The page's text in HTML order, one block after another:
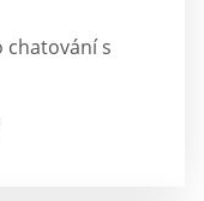
chatování s